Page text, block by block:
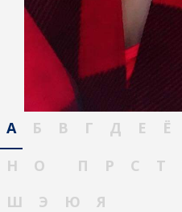
А Б В Г Д Е Ё
Н
О П Р С Т
Ш
Э Ю Я